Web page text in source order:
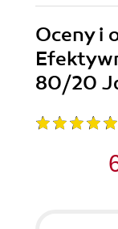
Oceny i
80/20